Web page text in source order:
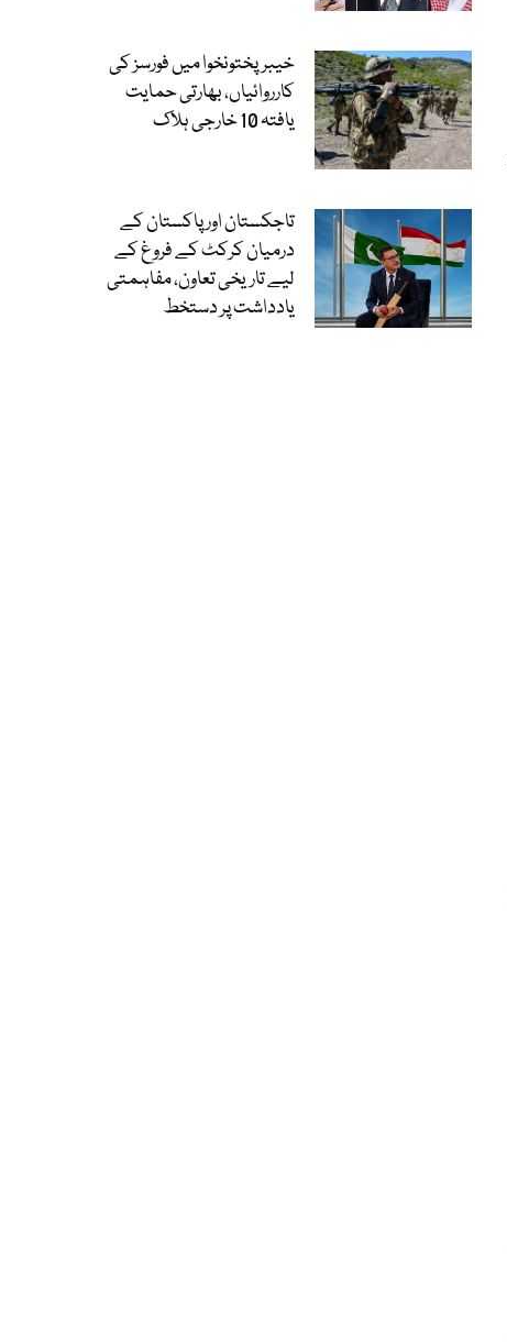
خیبرپختونخوا میں فورسز کی
کارروائیاں، بھارتی حمایت
یافتہ 10 خارجی ہلاک
تاجکستان اور پاکستان کے
درمیان کرکٹ کے فروغ کے
لیے تاریخی تعاون، مفاہمتی
یادداشت پر دستخط